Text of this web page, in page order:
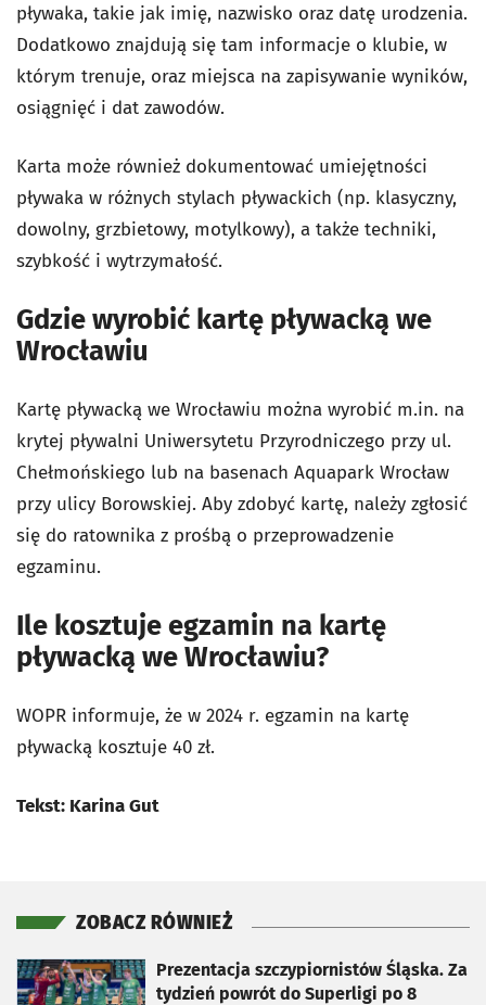
pływaka, takie jak imię, nazwisko oraz datę urodzenia.
Dodatkowo znajdują się tam informacje o klubie, w
którym trenuje, oraz miejsca na zapisywanie wyników,
osiągnięć i dat zawodów.
Karta może również dokumentować umiejętności
pływaka w różnych stylach pływackich (np. klasyczny,
dowolny, grzbietowy, motylkowy), a także techniki,
szybkość i wytrzymałość.
Gdzie wyrobić kartę pływacką we
Wrocławiu
Kartę pływacką we Wrocławiu można wyrobić m.in. na
krytej pływalni Uniwersytetu Przyrodniczego przy ul.
Chełmońskiego lub na basenach Aquapark Wrocław
przy ulicy Borowskiej. Aby zdobyć kartę, należy zgłosić
się do ratownika z prośbą o przeprowadzenie
egzaminu.
Ile kosztuje egzamin na kartę
pływacką we Wrocławiu?
WOPR informuje, że w 2024 r. egzamin na kartę
pływacką kosztuje 40 zł.
Tekst: Karina Gut
ZOBACZ RÓWNIEŻ
Prezentacja szczypiornistów Śląska. Za
tydzień powrót do Superligi po 8
otworzy się w nowej karcie